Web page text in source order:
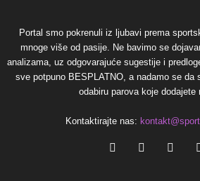
Portal smo pokrenuli iz ljubavi prema
mnoge više od pasije. Ne bavimo se
analizama, uz odgovarajuće sugestije i
sve potpuno BESPLATNO, a nadamo se da
odabiru parova koje dodajete
Kontaktirajte nas: